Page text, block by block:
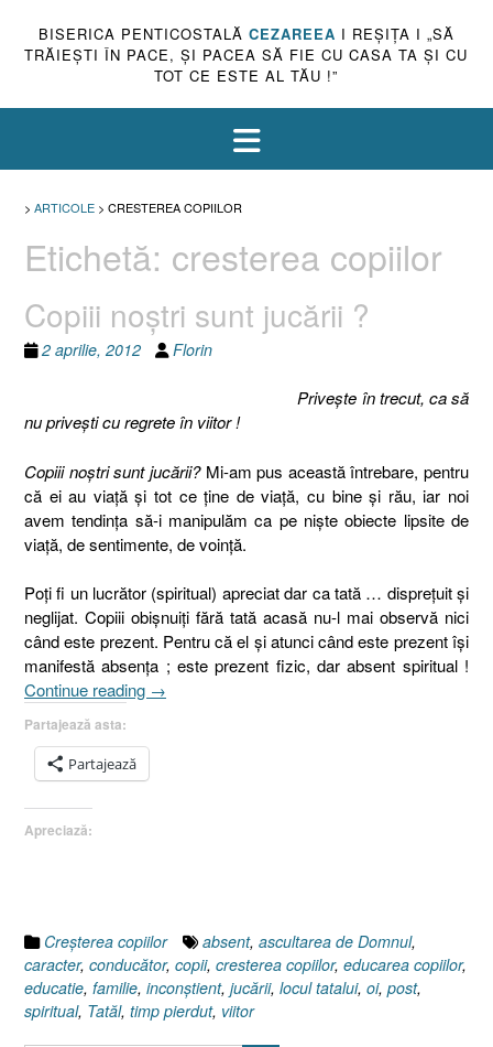
BISERICA PENTICOSTALĂ CEZAREEA I REŞIŢA I „SĂ
TRĂIEŞTI ÎN PACE, ŞI PACEA SĂ FIE CU CASA TA ŞI CU
TOT CE ESTE AL TĂU !”
> ARTICOLE > CRESTEREA COPIILOR
Etichetă: cresterea copiilor
Copiii noştri sunt jucării ?
2 aprilie, 2012 Florin
Priveşte în trecut, ca să
nu priveşti cu regrete în viitor !
Copiii noştri sunt jucării?Mi-am pus această întrebare, pentru
că ei au viaţă şi tot ce ţine de viaţă, cu bine şi rău, iar noi
avem tendinţa să-i manipulăm ca pe nişte obiecte lipsite de
viaţă, de sentimente, de voinţă.
Poţi fi un lucrător (spiritual) apreciat dar ca tată … dispreţuit şi
neglijat. Copiii obişnuiţi fără tată acasă nu-l mai observă nici
când este prezent. Pentru că el şi atunci când este prezent îşi
manifestă absenţa ; este prezent fizic, dar absent spiritual !
Continue reading „Copiii
?”
→
Partajează asta:
Partajează
Apreciază:
Creşterea copiilor absent, ascultarea de Domnul,
caracter, conducător, copii, cresterea copiilor, educarea copiilor,
educatie, familie, inconştient, jucării, locul tatalui, oi, post,
spiritual, Tatăl, timp pierdut, viitor